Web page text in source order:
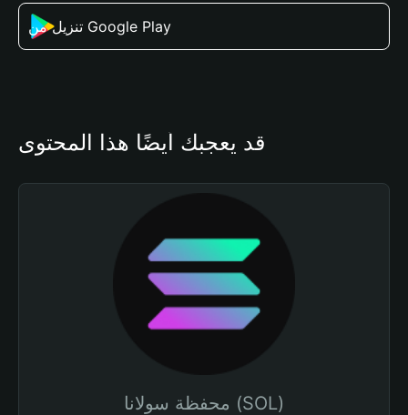
تنزيل من Google Play
قد يعجبك أيضًا هذا المحتوى
محفظة سولانا (SOL)